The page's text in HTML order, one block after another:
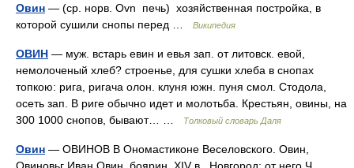
Овин — (ср. норв. Ovn печь) хозяйственная постройка, в
которой сушили снопы перед …
Википедия
ОВИН — муж. встарь евин и евья зап. от литовск. евой,
немолоченый хлеб? строенье, для сушки хлеба в снопах
топкою: рига, ригача олон. клуня южн. пуня смол. Стодола,
осеть зап. В риге обычно идет и молотьба. Крестьян, овины, на
300 1000 снопов, бывают… …
Толковый словарь Даля
Овин — ОВИНОВ В Ономастиконе Веселовского. Овин,